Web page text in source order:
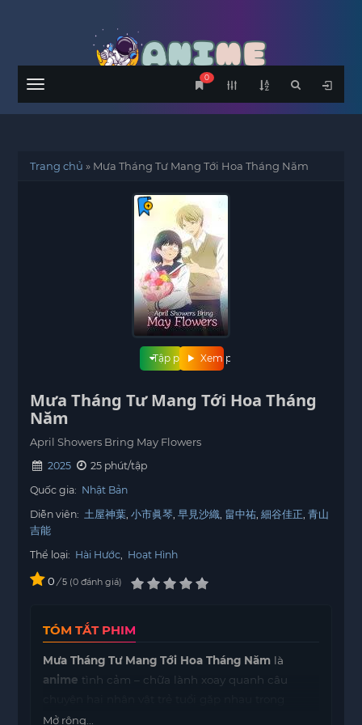
Menu
0
Trang chủ » Mưa Tháng Tư Mang Tới Hoa Tháng Năm
Xem phim
Tập phim
Mưa Tháng Tư Mang Tới Hoa Tháng
Năm
April Showers Bring May Flowers
2025
25 phút/tập
Quốc gia: Nhật Bản
Diễn viên: 土屋神葉 小市眞琴 早見沙織 畠中祐 細谷佳正 青山
吉能
Thể loại: Hài Hước, Hoạt Hình
0 / 5 0 đánh giá
TÓM TẮT PHIM
Mưa Tháng Tư Mang Tới Hoa Tháng Năm là
anime tình cảm – chữa lành xoay quanh câu
những ngày mưa đầu tháng Tư. Từ những cuộc
Mở rộng...